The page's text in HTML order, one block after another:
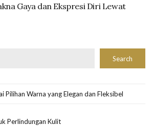
Gaya dan Ekspresi Diri Lewat
Search
Pilihan Warna yang Elegan dan Fleksibel
Perlindungan Kulit